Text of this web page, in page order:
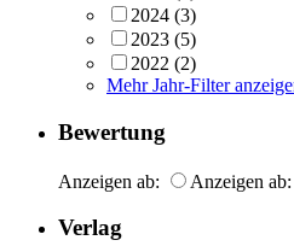
2024 (3)
2023 (5)
2022 (2)
Mehr Jahr-Filter
Bewertung
Anzeigen ab: Anzeigen
Verlag